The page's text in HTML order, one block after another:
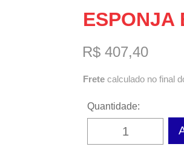
ESPONJA
R$ 407,40
Frete calculado no final
Quantidade: